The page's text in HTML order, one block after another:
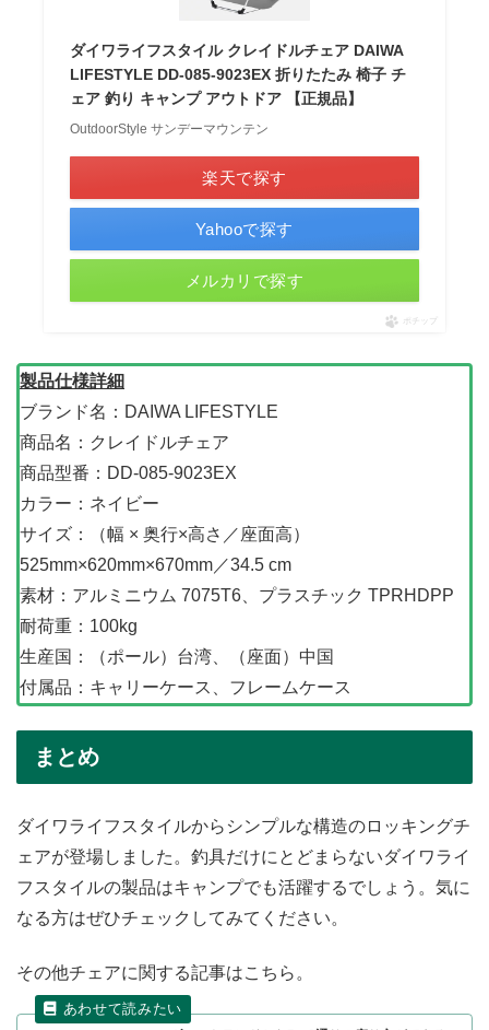
ダイワライフスタイル クレイドルチェア DAIWA
LIFESTYLE DD-085-9023EX 折りたたみ 椅子 チ
ェア 釣り キャンプ アウトドア 【正規品】
OutdoorStyle サンデーマウンテン
楽天で探す
Yahooで探す
メルカリで探す
ポチップ
製品仕様詳細
ブランド名：DAIWA LIFESTYLE
商品名：クレイドルチェア
商品型番：DD-085-9023EX
カラー：ネイビー
サイズ：（幅 × 奥行×高さ／座面高）
525mm×620mm×670mm／34.5 cm
素材：アルミニウム 7075T6、プラスチック TPRHDPP
耐荷重：100kg
生産国：（ポール）台湾、（座面）中国
付属品：キャリーケース、フレームケース
まとめ
ダイワライフスタイルからシンプルな構造のロッキングチ
ェアが登場しました。釣具だけにとどまらないダイワライ
フスタイルの製品はキャンプでも活躍するでしょう。気に
なる方はぜひチェックしてみてください。
その他チェアに関する記事はこちら。